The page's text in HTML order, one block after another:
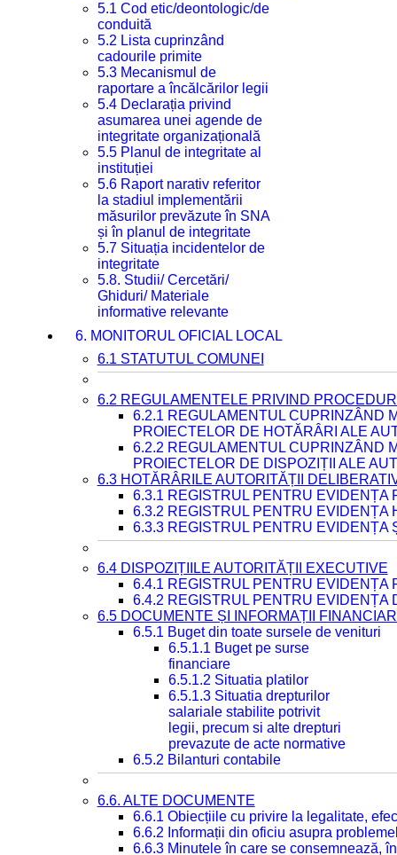
5.1 Cod etic/deontologic/de
conduită
5.2 Lista cuprinzând
cadourile primite
5.3 Mecanismul de
raportare a încălcărilor legii
5.4 Declarația privind
asumarea unei agende de
integritate organizațională
5.5 Planul de integritate al
instituției
5.6 Raport narativ referitor
la stadiul implementării
măsurilor prevăzute în SNA
și în planul de integritate
5.7 Situația incidentelor de
integritate
5.8. Studii/ Cercetări/
Ghiduri/ Materiale
informative relevante
6. MONITORUL OFICIAL LOCAL
6.1 STATUTUL COMUNEI
6.2 REGULAMENTELE PRIVIND
6.2.1 REGULAMENTUL CUPRINZÂND
PROIECTELOR DE HOTĂRÂRI ALE
6.2.2 REGULAMENTUL CUPRINZÂND
PROIECTELOR DE DISPOZIȚII ALE
6.3 HOTĂRÂRILE AUTORITĂȚII
6.3.1 REGISTRUL PENTRU EVIDENȚA
6.3.2 REGISTRUL PENTRU EVIDENȚA
6.3.3 REGISTRUL PENTRU EVIDENȚA
6.4 DISPOZIȚIILE AUTORITĂȚII EXECUTIVE
6.4.1 REGISTRUL PENTRU EVIDENȚA
6.4.2 REGISTRUL PENTRU EVIDENȚA
6.5 DOCUMENTE ȘI INFORMAȚII
6.5.1 Buget din toate sursele de venituri
6.5.1.1 Buget pe surse
financiare
6.5.1.2 Situatia platilor
6.5.1.3 Situatia drepturilor
salariale stabilite potrivit
legii, precum si alte drepturi
prevazute de acte normative
6.5.2 Bilanturi contabile
6.6. ALTE DOCUMENTE
6.6.1 Obiecțiile cu privire la legalitate,
6.6.2 Informații din oficiu asupra
6.6.3 Minutele în care se consemnează,